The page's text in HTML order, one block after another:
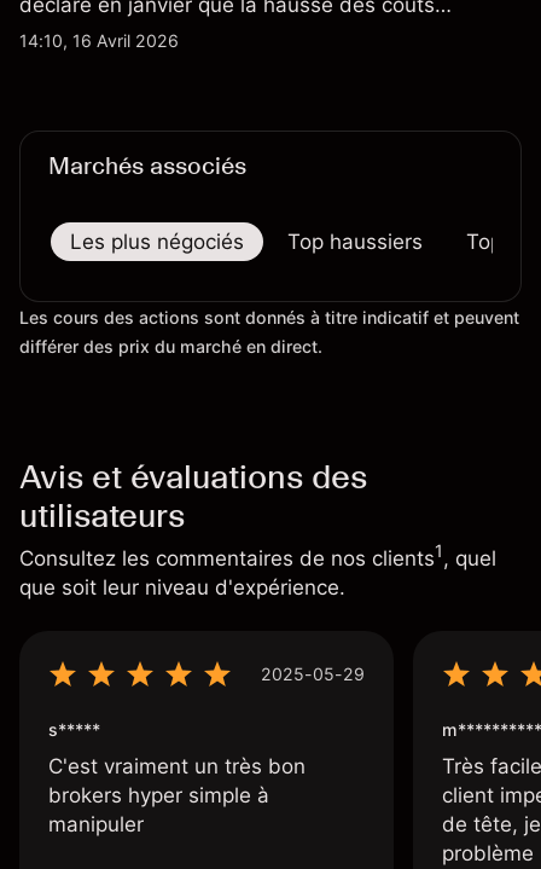
déclaré en janvier que la hausse des coûts
d'importation commençait à se répercuter sur
14:10, 16 Avril 2026
Marchés associés
Les plus négociés Top haussiers Top
Les cours des actions sont donnés à titre indicatif et peuvent
différer des prix du marché en direct.
Avis et évaluations des
utilisateurs
Consultez les commentaires de nos clients1, quel
que soit leur niveau d'expérience.
2025-05-29
s*****
C'est vraiment un très bon
brokers hyper simple à
manipuler
m**********
Très
client
de tête,
problème